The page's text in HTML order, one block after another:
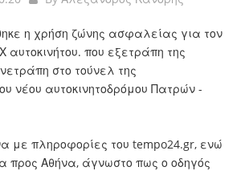
η χρήση ζώνης ασφαλείας για τον
αυτοκινήτου. που εξετράπη της
στο τούνελ της
νέου αυτοκινητοδρόμου Πατρών -
με πληροφορίες του tempo24.gr, ενώ
προς Αθήνα, άγνωστο πως ο οδηγός